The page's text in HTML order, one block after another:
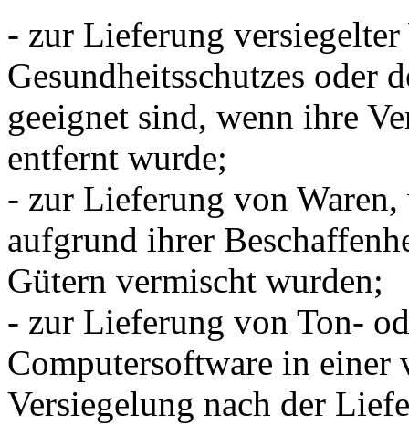
- zur Lieferung versiegelter
Gesundheitsschutzes oder
geeignet sind, wenn ihre
entfernt wurde;
- zur Lieferung von
aufgrund ihrer
Gütern vermischt wurden;
- zur Lieferung von Ton-
Computersoftware in einer
Versiegelung nach der